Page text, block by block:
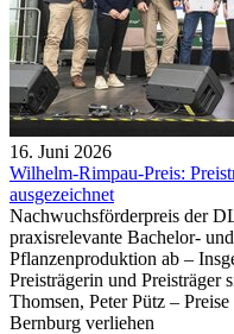
16. Juni 2026
Wilhelm-Rimpau-Preis:
ausgezeichnet
Nachwuchsförderpreis der
praxisrelevante Bachelor-
Pflanzenproduktion ab –
Preisträgerin und
Thomsen, Peter Pütz –
Bernburg verliehen